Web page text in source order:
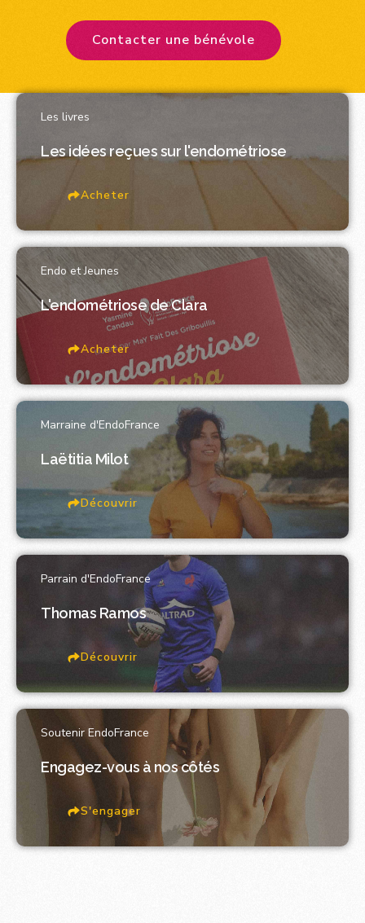
Contacter une bénévole
Les livres
Les idées reçues sur l'endométriose
Acheter
Endo et Jeunes
L'endométriose de Clara
Acheter
Marraine d'EndoFrance
Laëtitia Milot
Découvrir
Parrain d'EndoFrance
Thomas Ramos
Découvrir
Soutenir EndoFrance
Engagez-vous à nos côtés
S'engager